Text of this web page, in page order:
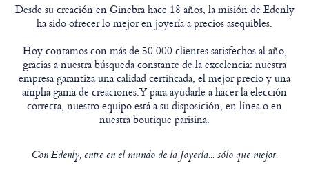
Desde su creación en Ginebra hace 18 años, la misión de Edenly
ha sido ofrecer lo mejor en joyería a precios asequibles.
Hoy contamos con más de 50.000 clientes satisfechos al año,
gracias a nuestra búsqueda constante de la excelencia: nuestra
empresa garantiza una calidad certificada, el mejor precio y una
amplia gama de creaciones.Y para ayudarle a hacer la elección
correcta, nuestro equipo está a su disposición, en línea o en
nuestra boutique parisina.
Con Edenly, entre en el mundo de la Joyería... sólo que mejor.